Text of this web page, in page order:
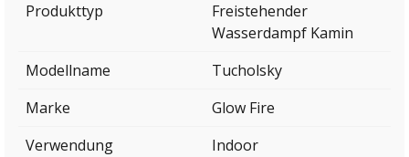
Produkttyp
Freistehender
Wasserdampf Kamin
Modellname
Tucholsky
Marke
Glow Fire
Verwendung
Indoor